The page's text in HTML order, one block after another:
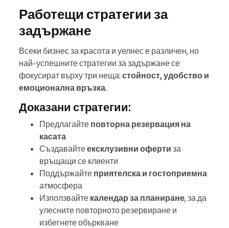
Работещи стратегии за
задържане
Всеки бизнес за красота и уелнес е различен, но
най-успешните стратегии за задържане се
фокусират върху три неща: стойност, удобство и
емоционална връзка.
Доказани стратегии:
Предлагайте повторна резервация на
касата
Създавайтеексклузивни оферти за
връщащи се клиенти
Поддържайте приятелска и гостоприемна
атмосфера
Използвайте календар за планиране, за да
улесните повторното резервиране и
избегнете объркване